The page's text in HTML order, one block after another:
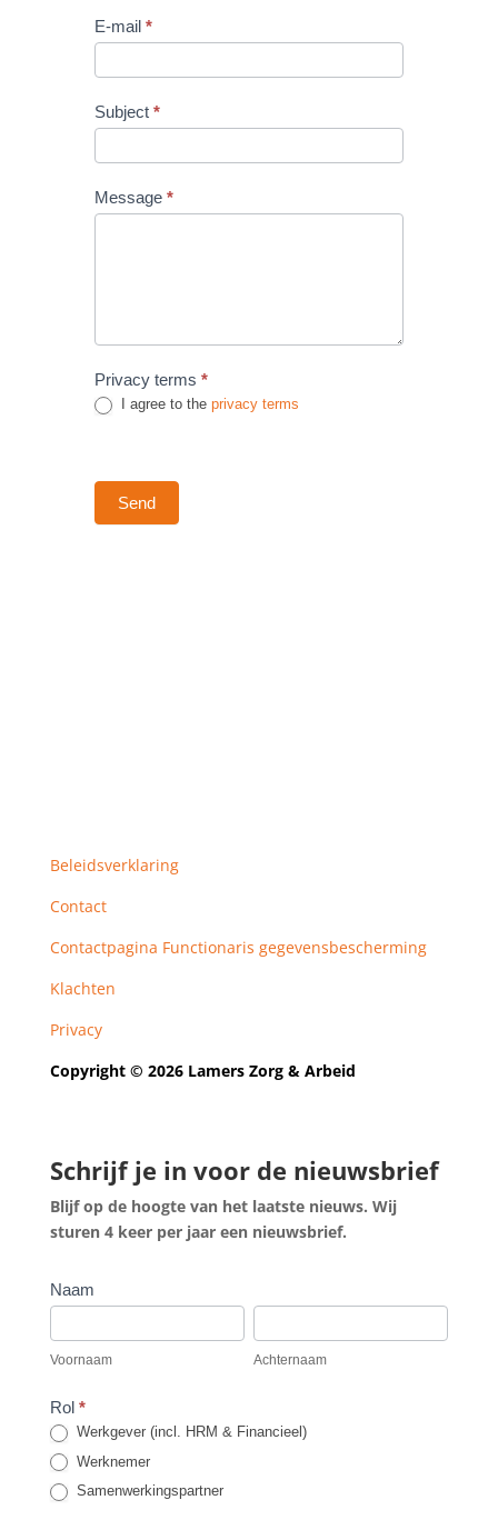
E-mail *
Subject *
Message *
Privacy terms *
I agree to the privacy terms
Send
Beleidsverklaring
Contact
Contactpagina Functionaris gegevensbescherming
Klachten
Privacy
Copyright © 2026 Lamers Zorg & Arbeid
Schrijf je in voor de nieuwsbrief
Blijf op de hoogte van het laatste nieuws. Wij
sturen 4 keer per jaar een nieuwsbrief.
Nieuwsbrief
aanmelding
-
footer
Naam
Voornaam Achternaam
Rol *
Werkgever (incl. HRM & Financieel)
Werknemer
Samenwerkingspartner